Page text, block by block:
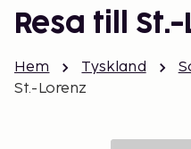
Resa till
Hem Tyskland
St.-Lorenz